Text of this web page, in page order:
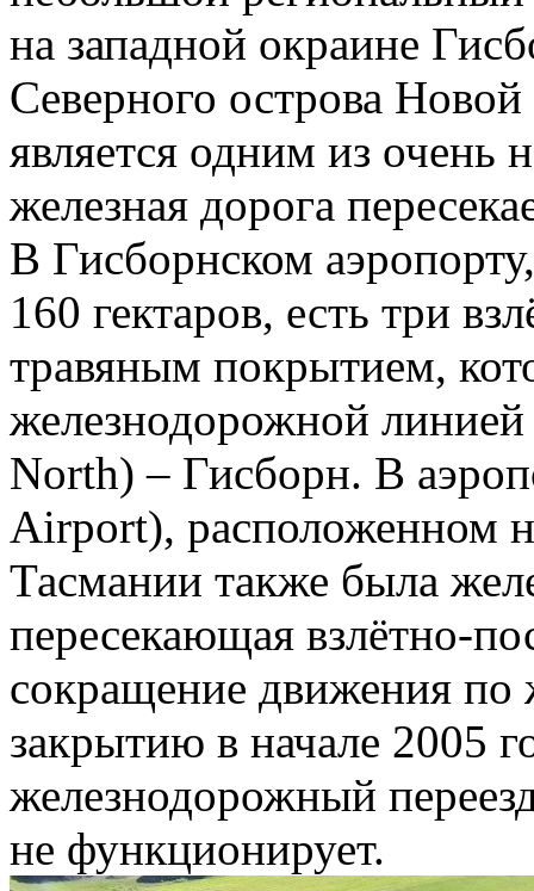
на западной окраине
Северного острова
является одним из очень
железная дорога
В Гисборнском
160 гектаров, есть три
травяным покрытием,
железнодорожной
North) – Гисборн. В
Airport), расположенном
Тасмании также была
пересекающая взлётно-
сокращение движения по
закрытию в начале 2005
железнодорожный
не функционирует.